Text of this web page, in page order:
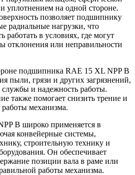
уплотнением на одной стороне.
позволяет подшипнику
радиальные нагрузки, что
работать в условиях, где могут
отклонения или неправильности
подшипника RAE 15 XL NPP B
пыли, грязи и других загрязнений,
службы и надежность работы.
также помогает снизить трение и
механизма.
B широко применяется в
конвейерные системы,
строительную технику и
Он обеспечивает
позиции вала в раме или
работы механизма.